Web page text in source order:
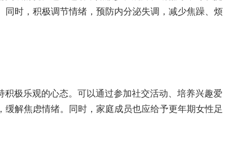
时，积极调节情绪，预防内分泌失调，减少焦躁、烦
极乐观的心态。可以通过参加社交活动、培养兴趣爱
解焦虑情绪。同时，家庭成员也应给予更年期女性足